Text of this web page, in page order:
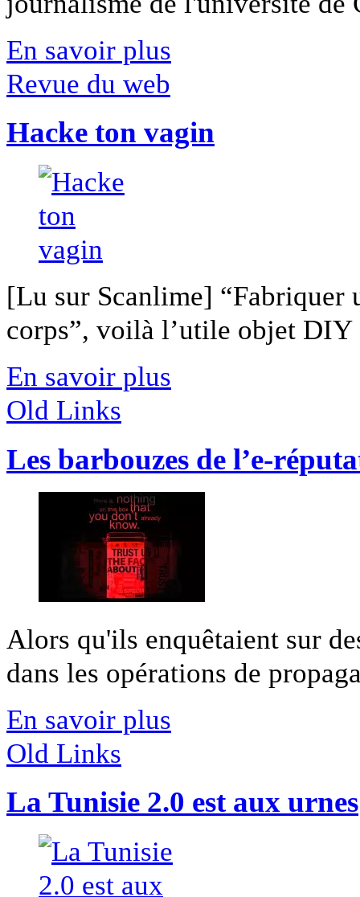
En savoir plus
Revue du web
Hacke ton vagin
[Lu sur Scanlime] “Fabriquer
corps”, voilà l’utile objet
En savoir plus
Old Links
Les barbouzes de l’e-
Alors qu'ils enquêtaient sur
dans les opérations de
En savoir plus
Old Links
La Tunisie 2.0 est aux urnes